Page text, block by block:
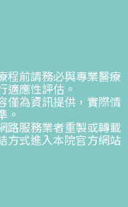
程前請務必與專業醫療
適應性評估。
僅為資訊提供，實際情
。
路服務業者重製或轉載
方式進入本院官方網站